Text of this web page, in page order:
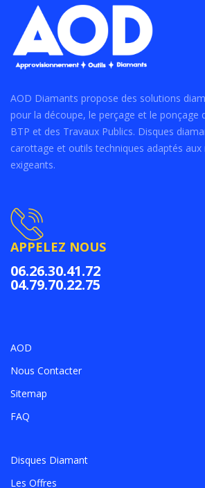
AOD Diamants propose des solutions
pour la découpe, le perçage et le ponçage
BTP et des Travaux Publics. Disques
carottage et outils techniques adaptés aux
exigeants.
APPELEZ NOUS
06.26.30.41.72
04.79.70.22.75
AOD
Nous Contacter
Sitemap
FAQ
Disques Diamant
Les Offres